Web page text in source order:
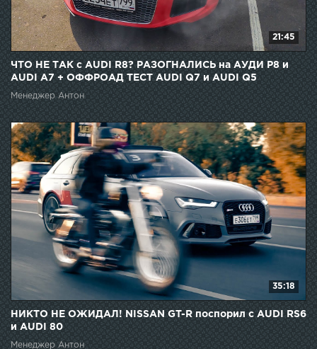
21:45
ЧТО НЕ ТАК c AUDI R8? РАЗОГНАЛИСЬ на АУДИ Р8 и
AUDI A7 + ОФФРОАД ТЕСТ AUDI Q7 и AUDI Q5
Менеджер Антон
35:18
НИКТО НЕ ОЖИДАЛ! NISSAN GT-R поспорил с AUDI RS6
и AUDI 80
Менеджер Антон